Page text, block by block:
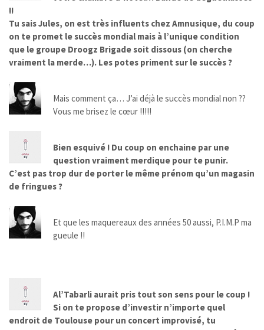
!!
Tu sais Jules, on est très influents chez Amnusique, du coup
on te promet le succès mondial mais à l’unique condition
que le groupe Droogz Brigade soit dissous (on cherche
vraiment la merde…). Les potes priment sur le succès ?
Mais comment ça… J’ai déjà le succès mondial non ??
Vous me brisez le cœur !!!!!
Bien esquivé ! Du coup on enchaine par une
question vraiment merdique pour te punir.
C’est pas trop dur de porter le même prénom qu’un magasin
de fringues ?
Et que les maquereaux des années 50 aussi, P.I.M.P ma
gueule !!
Al’Tabarli aurait pris tout son sens pour le coup !
Si on te propose d’investir n’importe quel
endroit de Toulouse pour un concert improvisé, tu